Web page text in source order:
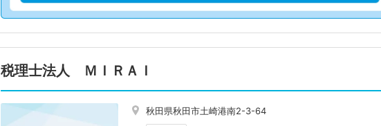
税理士法人 ＭＩＲＡＩ
秋田県秋田市土崎港南2-3-64